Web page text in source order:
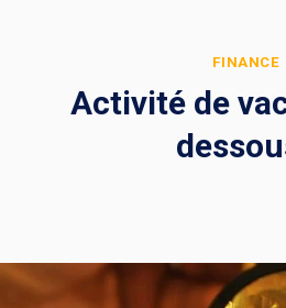
FINANCE
Activité de